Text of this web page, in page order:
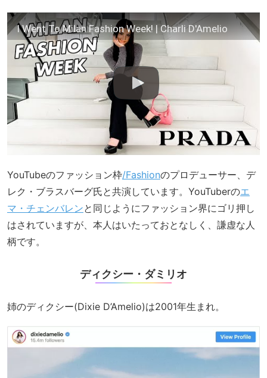
I Went To Milan Fashion Week! | Charli D'Amelio
YouTubeのファッション枠/Fashionのプロデューサー、デ
レク・ブラスバーグ氏と共演しています。YouTuberのエ
マ・チェンバレンと同じようにファッション界にゴリ押し
はされていますが、本人はいたっておとなしく、謙虚な人
柄です。
ディクシー・ダミリオ
姉のディクシー(Dixie D’Amelio)は2001年生まれ。